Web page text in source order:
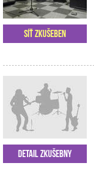
Síť zkušeben
Detail zkušebny